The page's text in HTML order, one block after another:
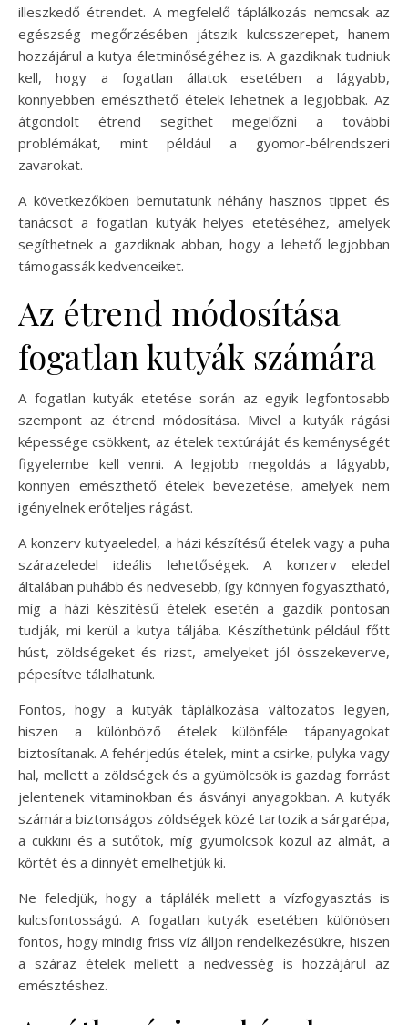
illeszkedő étrendet. A megfelelő táplálkozás nemcsak az
egészség megőrzésében játszik kulcsszerepet, hanem
hozzájárul a kutya életminőségéhez is. A gazdiknak tudniuk
kell, hogy a fogatlan állatok esetében a lágyabb,
könnyebben emészthető ételek lehetnek a legjobbak. Az
átgondolt étrend segíthet megelőzni a további
problémákat, mint például a gyomor-bélrendszeri
zavarokat.
A következőkben bemutatunk néhány hasznos tippet és
tanácsot a fogatlan kutyák helyes etetéséhez, amelyek
segíthetnek a gazdiknak abban, hogy a lehető legjobban
támogassák kedvenceiket.
Az étrend módosítása
fogatlan kutyák számára
A fogatlan kutyák etetése során az egyik legfontosabb
szempont az étrend módosítása. Mivel a kutyák rágási
képessége csökkent, az ételek textúráját és keménységét
figyelembe kell venni. A legjobb megoldás a lágyabb,
könnyen emészthető ételek bevezetése, amelyek nem
igényelnek erőteljes rágást.
A konzerv kutyaeledel, a házi készítésű ételek vagy a puha
szárazeledel ideális lehetőségek. A konzerv eledel
általában puhább és nedvesebb, így könnyen fogyasztható,
míg a házi készítésű ételek esetén a gazdik pontosan
tudják, mi kerül a kutya táljába. Készíthetünk például főtt
húst, zöldségeket és rizst, amelyeket jól összekeverve,
pépesítve tálalhatunk.
Fontos, hogy a kutyák táplálkozása változatos legyen,
hiszen a különböző ételek különféle tápanyagokat
biztosítanak. A fehérjedús ételek, mint a csirke, pulyka vagy
hal, mellett a zöldségek és a gyümölcsök is gazdag forrást
jelentenek vitaminokban és ásványi anyagokban. A kutyák
számára biztonságos zöldségek közé tartozik a sárgarépa,
a cukkini és a sütőtök, míg gyümölcsök közül az almát, a
körtét és a dinnyét emelhetjük ki.
Ne feledjük, hogy a táplálék mellett a vízfogyasztás is
kulcsfontosságú. A fogatlan kutyák esetében különösen
fontos, hogy mindig friss víz álljon rendelkezésükre, hiszen
a száraz ételek mellett a nedvesség is hozzájárul az
emésztéshez.